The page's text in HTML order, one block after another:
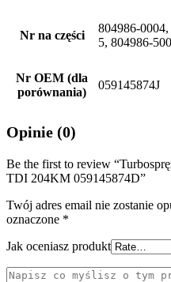
Nr na części
804986-
5, 804986-
Nr OEM (dla
porównania)
059145874J
Opinie (0)
Be the first to review
TDI 204KM 059145874D”
Twój adres email nie zostanie
oznaczone *
Jak oceniasz produkt